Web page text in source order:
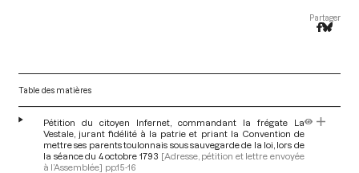
Partager
Table des matières
Pétition du citoyen Infernet, commandant la frégate La
Vestale, jurant fidélité à la patrie et priant la Convention de
mettre ses parents toulonnais sous sauvegarde de la loi, lors de
la séance du 4 octobre 1793 [Adresse, pétition et lettre envoyée
à l’Assemblée] pp.15-16